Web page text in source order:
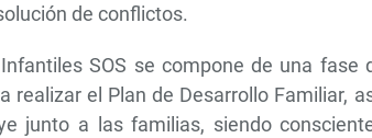
de conflictos.
SOS se compone de una fase
realizar el Plan de Desarrollo Familiar,
junto a las familias, siendo